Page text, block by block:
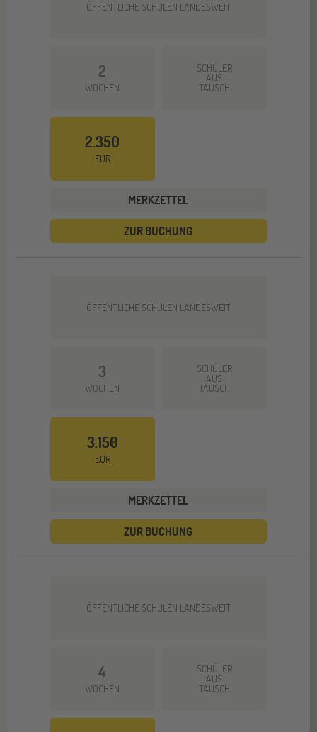
ÖFFENTLICHE SCHULEN LANDESWEIT
2
WOCHEN
SCHÜLER
AUS
TAUSCH
2.350
EUR
MERKZETTEL
ZUR BUCHUNG
ÖFFENTLICHE SCHULEN LANDESWEIT
3
WOCHEN
SCHÜLER
AUS
TAUSCH
3.150
EUR
MERKZETTEL
ZUR BUCHUNG
ÖFFENTLICHE SCHULEN LANDESWEIT
4
WOCHEN
SCHÜLER
AUS
TAUSCH